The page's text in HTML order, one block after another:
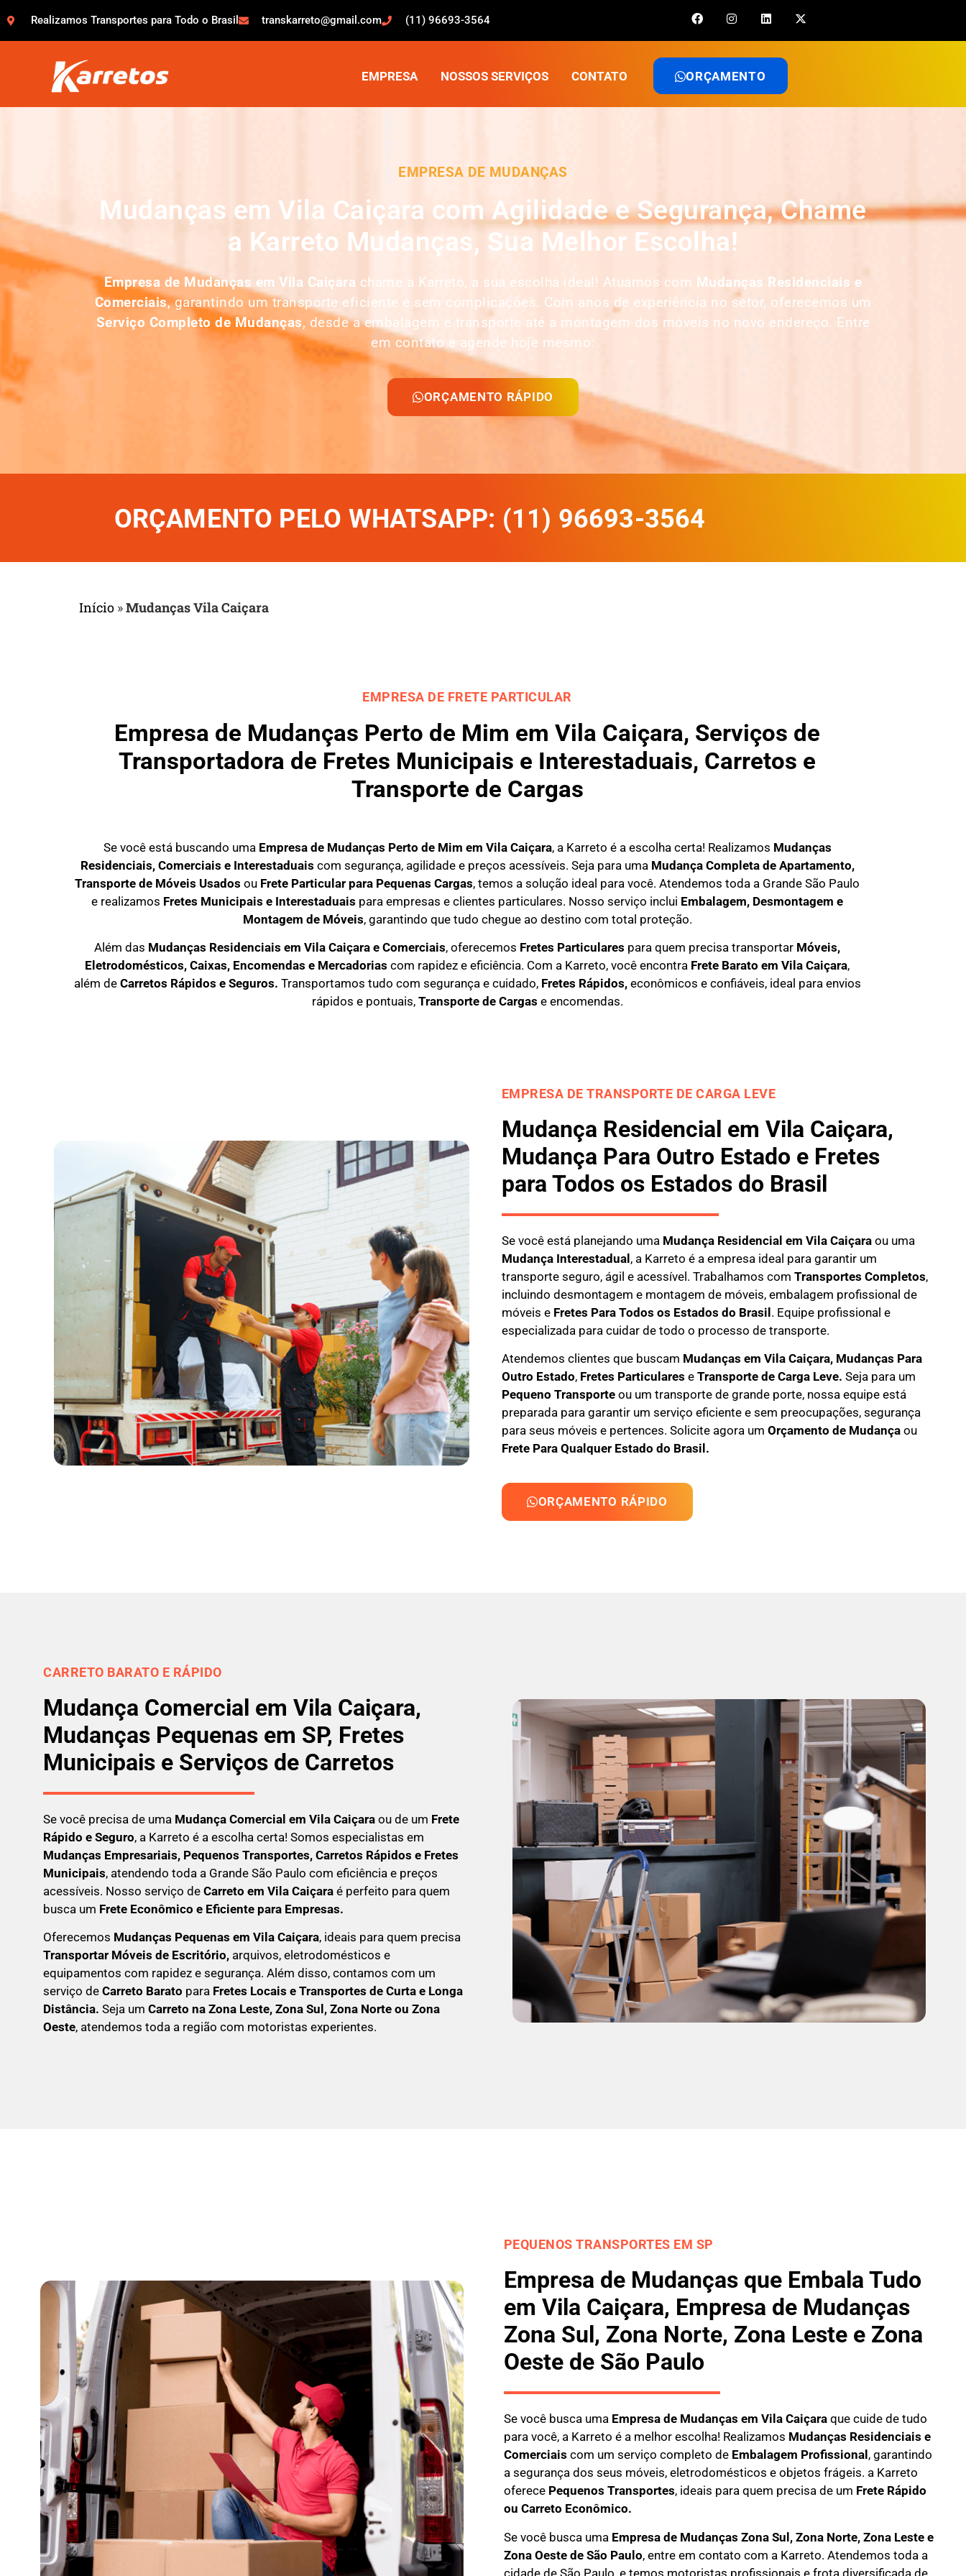
Realizamos Transportes para Todo o Brasil transkarreto@gmail.com (11) 96693-3564
EMPRESA NOSSOS SERVIÇOS CONTATO ORÇAMENTO
EMPRESA DE MUDANÇAS
Mudanças em Vila Caiçara com Agilidade e Segurança, Chame
a Karreto Mudanças, Sua Melhor Escolha!
Empresa de Mudanças emVila Caiçara chame a Karreto, a sua escolha ideal! Atuamos com Mudanças Residenciais e
Comerciais, garantindo um transporte eficiente e sem complicações. Com anos de experiência no setor, oferecemos um
Serviço Completo de Mudanças, desde a embalagem e transporte até a montagem dos móveis no novo endereço. Entre
em contato e agende hoje mesmo:
ORÇAMENTO RÁPIDO
ORÇAMENTO PELO WHATSAPP: (11) 96693-3564
Início »Mudanças Vila Caiçara
EMPRESA DE FRETE PARTICULAR
Empresa de Mudanças Perto de Mim em Vila Caiçara, Serviços de
Transportadora de Fretes Municipais e Interestaduais, Carretos e
Transporte de Cargas
Se você está buscando uma Empresa de Mudanças Perto de Mim em Vila Caiçara, a Karreto é a escolha certa! Realizamos Mudanças
Residenciais, Comerciais e Interestaduais com segurança, agilidade e preços acessíveis. Seja para uma Mudança Completa de Apartamento,
Transporte de Móveis Usados ou Frete Particular para Pequenas Cargas, temos a solução ideal para você. Atendemos toda a Grande São Paulo
e realizamos Fretes Municipais e Interestaduais para empresas e clientes particulares. Nosso serviço inclui Embalagem, Desmontagem e
Montagem de Móveis, garantindo que tudo chegue ao destino com total proteção.
Além das Mudanças Residenciais em Vila Caiçara e Comerciais, oferecemos Fretes Particulares para quem precisa transportar Móveis,
Eletrodomésticos, Caixas, Encomendas e Mercadorias com rapidez e eficiência. Com a Karreto, você encontra Frete Barato em Vila Caiçara,
além de Carretos Rápidos e Seguros. Transportamos tudo com segurança e cuidado, Fretes Rápidos,econômicos e confiáveis, ideal para envios
rápidos e pontuais, Transporte de Cargas e encomendas.
EMPRESA DE TRANSPORTE DE CARGA LEVE
Mudança Residencial em Vila Caiçara,
Mudança Para Outro Estado e Fretes
para Todos os Estados do Brasil
Se você está planejando uma Mudança Residencial em Vila Caiçaraou uma
Mudança Interestadual, a Karreto é a empresa ideal para garantir um
transporte seguro, ágil e acessível. Trabalhamos com Transportes Completos,
incluindo desmontagem e montagem de móveis, embalagem profissional de
móveis e Fretes Para Todos os Estados do Brasil. Equipe profissional e
especializada para cuidar de todo o processo de transporte.
Atendemos clientes que buscam Mudanças em Vila Caiçara, Mudanças Para
Outro Estado,Fretes Particulares e Transportede Carga Leve. Seja para um
Pequeno Transporteou um transporte de grande porte, nossa equipe está
preparada para garantir um serviço eficiente e sem preocupações, segurança
para seus móveis e pertences. Solicite agora um Orçamento de Mudançaou
Frete Para Qualquer Estado do Brasil.
ORÇAMENTO RÁPIDO
CARRETO BARATO E RÁPIDO
Mudança Comercial em Vila Caiçara,
Mudanças Pequenas em SP, Fretes
Municipais e Serviços de Carretos
Se você precisa de uma Mudança Comercial em Vila Caiçara ou de um Frete
Rápido e Seguro, a Karreto é a escolha certa! Somos especialistas em
Mudanças Empresariais, Pequenos Transportes, Carretos Rápidos e Fretes
Municipais, atendendo toda a Grande São Paulo com eficiência e preços
acessíveis. Nosso serviço de Carreto em Vila Caiçara é perfeito para quem
busca um Frete Econômico e Eficiente para Empresas.
Oferecemos Mudanças Pequenas em Vila Caiçara, ideais para quem precisa
Transportar Móveis de Escritório, arquivos, eletrodomésticos e
equipamentos com rapidez e segurança. Além disso, contamos com um
serviço de Carreto Barato para Fretes Locais e Transportes de Curta e Longa
Distância. Seja um Carreto na Zona Leste, Zona Sul, Zona Norte ou Zona
Oeste, atendemos toda a região com motoristas experientes.
PEQUENOS TRANSPORTES EM SP
Empresa de Mudanças que Embala Tudo
em Vila Caiçara, Empresa de Mudanças
Zona Sul, Zona Norte, Zona Leste e Zona
Oeste de São Paulo
Se você busca umaEmpresa de Mudanças em Vila Caiçaraque cuide de tudo
para você, a Karreto é a melhor escolha! Realizamos Mudanças Residenciais e
Comerciais com um serviço completo de Embalagem Profissional , garantindo
a segurança dos seus móveis, eletrodomésticos e objetos frágeis. a Karreto
oferece Pequenos Transportes, ideais para quem precisa de um Frete Rápido
ou Carreto Econômico.
Se você busca uma Empresa de Mudanças Zona Sul, Zona Norte, Zona Leste e
Zona Oeste de São Paulo, entre em contato com a Karreto. Atendemos toda a
cidade de São Paulo, e temos motoristas profissionais e frota diversificada de